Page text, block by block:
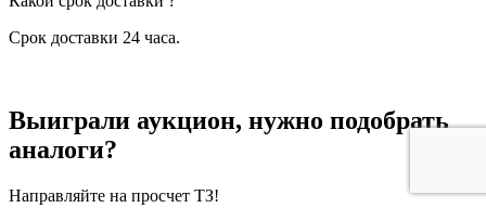
Срок доставки 24 часа.
Выиграли аукцион, нужно подобрать
аналоги?
Направляйте на просчет ТЗ!